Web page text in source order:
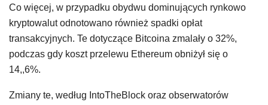
Co więcej, w przypadku obydwu dominujących rynkowo
kryptowalut odnotowano również spadki opłat
transakcyjnych. Te dotyczące Bitcoina zmalały o 32%,
podczas gdy koszt przelewu Ethereum obniżył się o
14,,6%.
Zmiany te, według IntoTheBlock oraz obserwatorów